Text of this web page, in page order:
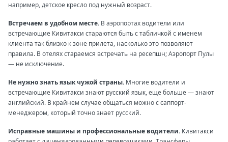
например, детское кресло под нужный возраст.
Встречаем в удобном месте. В аэропортах водители или
встречающие Кивитакси стараются быть с табличкой с именем
клиента так близко к зоне прилета, насколько это позволяют
правила. В отелях стараемся встречать на ресепшн; Аэропорт Пулы
— не исключение.
Не нужно знать язык чужой страны. Многие водители и
встречающие Кивитакси знают русский язык, еще больше — знают
английский. В крайнем случае общаться можно с саппорт-
менеджером, который точно знает русский.
Исправные машины и профессиональные водители. Кивитакси